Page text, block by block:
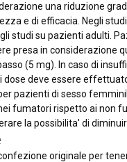
una riduzione
e di efficacia. Negli
studi su pazienti adulti.
presa in considerazione
(5 mg). In caso di
deve essere
pazienti di sesso
fumatori rispetto ai non
la possibilita' di
originale per